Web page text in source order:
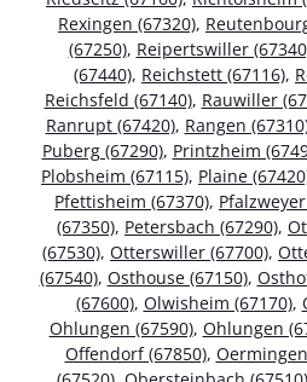
Rexingen (67320),
(67250), Reipertswiller
(67440), Reichstett (67116),
Reichsfeld (67140), Rauwiller
Ranrupt (67420), Rangen
Puberg (67290), Printzheim
Plobsheim (67115), Plaine
Pfettisheim (67370),
(67350), Petersbach (67290),
(67530), Otterswiller (67700),
(67540), Osthouse (67150),
(67600), Olwisheim (67170),
Ohlungen (67590), Ohlungen
Offendorf (67850),